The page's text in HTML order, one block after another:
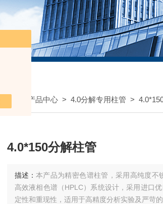
产品中心 > 4.0分解专用柱管 >
4.0*150分解柱管
描述： 本产品为精密色谱柱管，采用高纯度不
高效液相色谱（HPLC）系统设计，采用进口
定性和重现性，适用于高精度分析实验及严苛的